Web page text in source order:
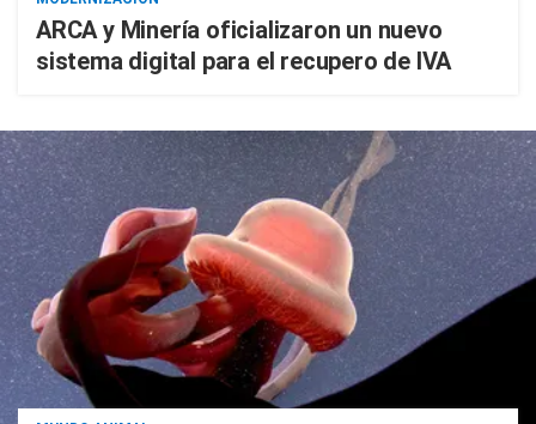
ARCA y Minería oficializaron un nuevo
sistema digital para el recupero de IVA